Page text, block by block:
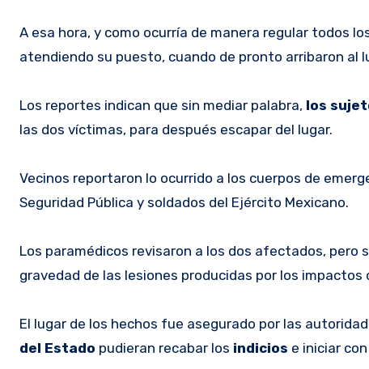
A esa hora, y como ocurría de manera regular todos
atendiendo su puesto, cuando de pronto arribaron al
Los reportes indican que sin mediar palabra, los
las dos víctimas, para después escapar del lugar.
Vecinos reportaron lo ocurrido a los cuerpos de
Seguridad Pública y soldados del Ejército Mexicano.
Los paramédicos revisaron a los dos afectados, pero
gravedad de las lesiones producidas por los impactos
El lugar de los hechos fue asegurado por las
del Estado pudieran recabar los indicios e iniciar